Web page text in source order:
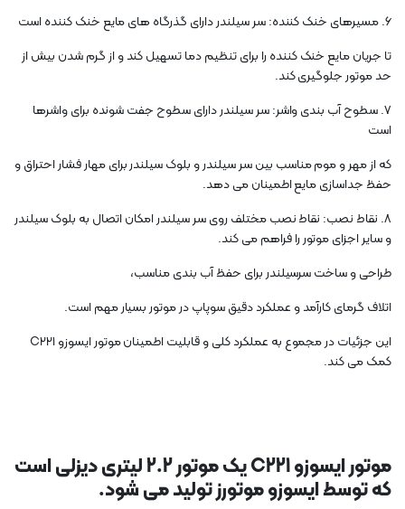
6. مسیرهای خنک کننده: سر سیلندر دارای گذرگاه های مایع خنک کننده است
تا جریان مایع خنک کننده را برای تنظیم دما تسهیل کند و از گرم شدن بیش از
حد موتور جلوگیری کند.
7. سطوح آب بندی واشر: سر سیلندر دارای سطوح جفت شونده برای واشرها
است
که از مهر و موم مناسب بین سر سیلندر و بلوک سیلندر برای مهار فشار احتراق و
حفظ جداسازی مایع اطمینان می دهد.
8. نقاط نصب: نقاط نصب مختلف روی سر سیلندر امکان اتصال به بلوک سیلندر
و سایر اجزای موتور را فراهم می کند.
طراحی و ساخت سرسیلندر برای حفظ آب بندی مناسب،
اتلاف گرمای کارآمد و عملکرد دقیق سوپاپ در موتور بسیار مهم است.
این جزئیات در مجموع به عملکرد کلی و قابلیت اطمینان موتور ایسوزو C221
کمک می کند.
موتور ایسوزو C221 یک موتور 2.2 لیتری دیزلی است
که توسط ایسوزو موتورز تولید می شود.